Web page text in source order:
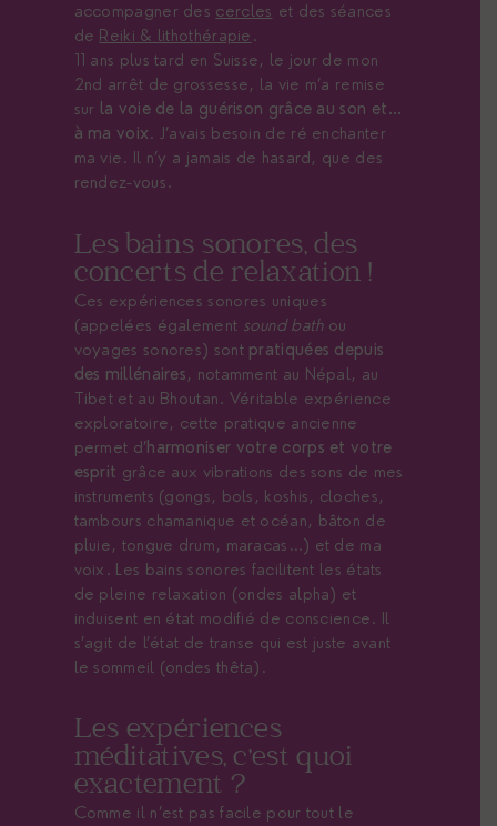
accompagner des cercles et des séances
de Reiki & lithothérapie .
11 ans plus tard en Suisse, le jour de mon
2nd arrêt de grossesse, la vie m’a remise
sur la voie de la guérison grâce au son et…
à ma voix. J’avais besoin de ré enchanter
ma vie. Il n’y a jamais de hasard, que des
rendez-vous.
Les bains sonores, des
concerts de relaxation !
Ces expériences sonores uniques
(appelées également sound bathou
voyages sonores) sont pratiquées depuis
des millénaires, notamment au Népal, au
Tibet et au Bhoutan. Véritable expérience
exploratoire, cette pratique ancienne
permet d’harmoniser votre corps et votre
esprit grâce aux vibrations des sons de mes
instruments (gongs, bols, koshis, cloches,
tambours chamanique et océan, bâton de
pluie, tongue drum, maracas…) et de ma
voix. Les bains sonores facilitent les états
de pleine relaxation (ondes alpha) et
induisent en état modifié de conscience. Il
s’agit de l’état de transe qui est juste avant
le sommeil (ondes thêta).
Les expériences
méditatives, c'est quoi
exactement ?
Comme il n’est pas facile pour tout le